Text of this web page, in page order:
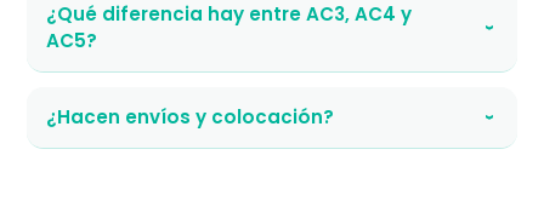
¿Qué diferencia hay entre AC3, AC4 y
AC5?
›
¿Hacen envíos y colocación? ›